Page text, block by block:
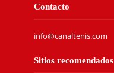
Contacto
info@canaltenis.com
Sitios recomendados